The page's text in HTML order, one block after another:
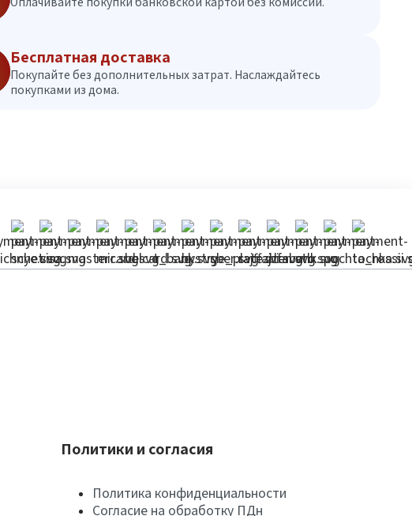
Бесплатная доставка
Покупайте без дополнительных затрат. Наслаждайтесь
покупками из дома.
Политики и согласия
Политика конфиденциальности
Согласие на обработку ПДн